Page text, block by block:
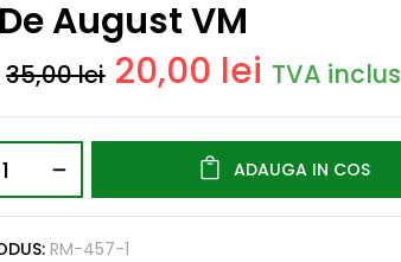
August VM
35,00lei 20,00 lei TVA inclus
ADAUGA IN COS
RM-457-1